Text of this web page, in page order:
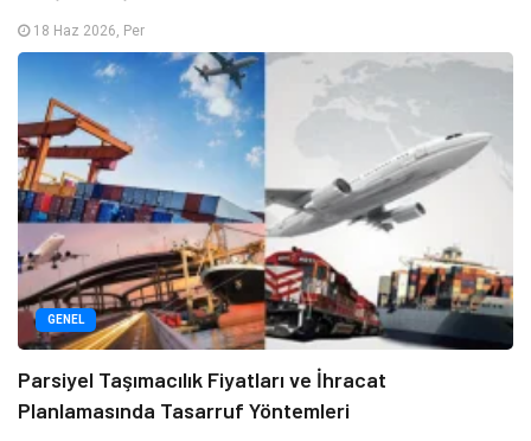
18 Haz 2026, Per
GENEL
Parsiyel Taşımacılık Fiyatları ve İhracat
Planlamasında Tasarruf Yöntemleri